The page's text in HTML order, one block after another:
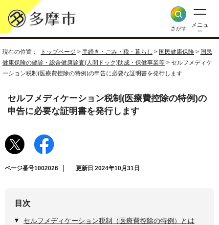
さがす
メニュ
ー
現在の位置： トップページ > 手続き・ごみ・税・暮らし > 国民健康保険 > 国民
健康保険の健診・総合健康診査(人間ドック)助成・保健事業等 > セルフメディケ
ーション税制(医療費控除の特例)の申告に必要な証明書を発行します
セルフメディケーション税制(医療費控除の特例)の
申告に必要な証明書を発行します
ページ番号1002026 更新日 2024年10月31日
目次
セルフメディケーション税制（医療費控除の特例）とは